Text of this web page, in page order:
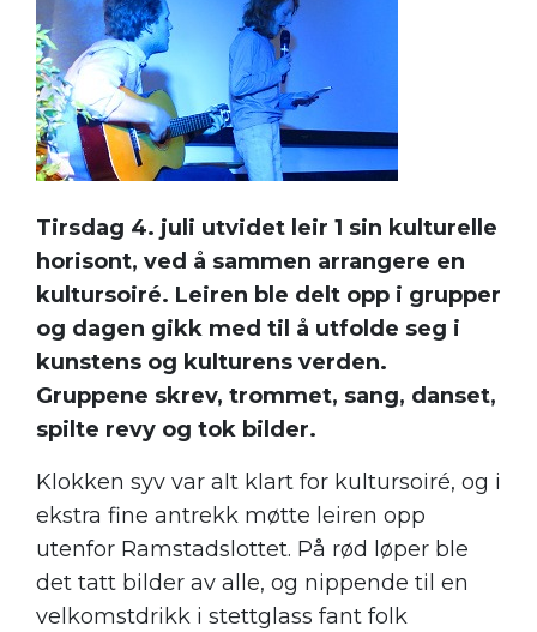
Tirsdag 4. juli utvidet leir 1 sin kulturelle
horisont, ved å sammen arrangere en
kultursoiré. Leiren ble delt opp i grupper
og dagen gikk med til å utfolde seg i
kunstens og kulturens verden.
Gruppene skrev, trommet, sang, danset,
spilte revy og tok bilder.
Klokken syv var alt klart for kultursoiré, og i
ekstra fine antrekk møtte leiren opp
utenfor Ramstadslottet. På rød løper ble
det tatt bilder av alle, og nippende til en
velkomstdrikk i stettglass fant folk